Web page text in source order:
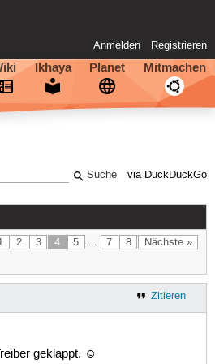
Anmelden Registrieren
Ikhaya Planet Mitmachen
via DuckDuckGo
2 3 4 5 … 7 8 Nächste »
Zitieren
geklappt. ☺